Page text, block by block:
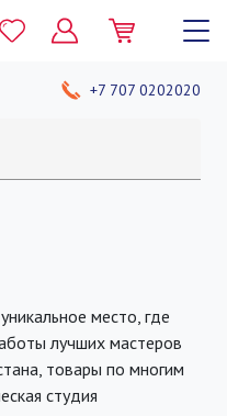
+7 707 0202020
место, где
лучших мастеров
товары по многим
студия